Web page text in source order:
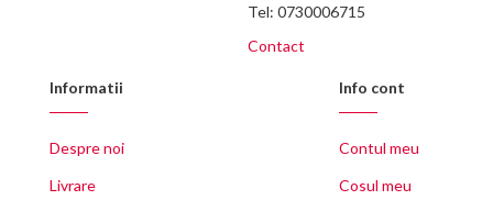
Tel: 0730006715
Contact
Informatii
Despre noi
Livrare
Info cont
Contul meu
Cosul meu